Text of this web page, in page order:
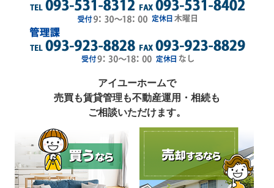
アイユーホームで
売買も賃貸管理も不動産運用・相続も
ご相談いただけます。